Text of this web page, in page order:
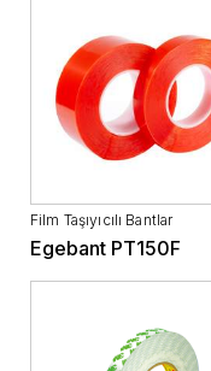
Film Taşıyıcılı Bantlar
Egebant PT150F